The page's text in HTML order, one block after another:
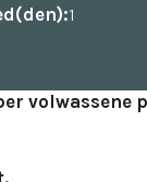
1
volwassene